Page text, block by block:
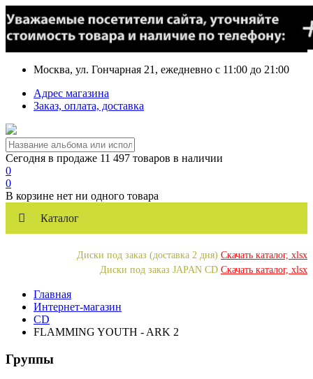
Москва, ул. Гончарная 21, ежедневно с 11:00 до 21:00
Адрес магазина
Заказ, оплата, доставка
Сегодня в продаже 11 497 товаров в наличии
0
0
В корзине нет ни одного товара
Каталог
Диски под заказ (доставка 2 дня) Скачать каталог, xlsx
Диски под заказ JAPAN CD Скачать каталог, xlsx
Главная
Интернет-магазин
CD
FLAMMING YOUTH - ARK 2
Группы